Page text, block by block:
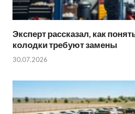
Эксперт рассказал, как
колодки требуют замены
30.07.2026